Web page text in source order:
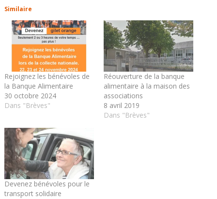
Similaire
Rejoignez les bénévoles de
la Banque Alimentaire
30 octobre 2024
Dans "Brèves"
Réouverture de la banque
alimentaire à la maison des
associations
8 avril 2019
Dans "Brèves"
Devenez bénévoles pour le
transport solidaire